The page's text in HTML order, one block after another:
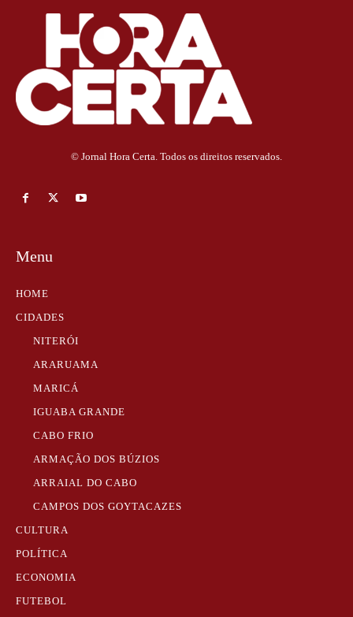
© Jornal Hora Certa. Todos os direitos reservados.
Menu
HOME
CIDADES
NITERÓI
ARARUAMA
MARICÁ
IGUABA GRANDE
CABO FRIO
ARMAÇÃO DOS BÚZIOS
ARRAIAL DO CABO
CAMPOS DOS GOYTACAZES
CULTURA
POLÍTICA
ECONOMIA
FUTEBOL